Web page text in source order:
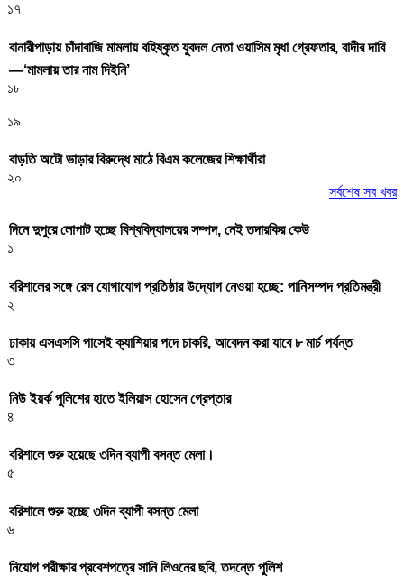
১৭
বানারীপাড়ায় চাঁদাবাজি মামলায় বহিষ্কৃত যুবদল নেতা ওয়াসিম মৃধা গ্রেফতার, বাদীর দাবি
—‘মামলায় তার নাম দিইনি’
১৮
১৯
বাড়তি অটো ভাড়ার বিরুদ্ধে মাঠে বিএম কলেজের শিক্ষার্থীরা
২০
সর্বশেষ সব খবর
দিনে দুপুরে লোপাট হচ্ছে বিশ্ববিদ্যালয়ের সম্পদ, নেই তদারকির কেউ
১
বরিশালের সঙ্গে রেল যোগাযোগ প্রতিষ্ঠার উদ্যোগ নেওয়া হচ্ছে: পানিসম্পদ প্রতিমন্ত্রী
২
ঢাকায় এসএসসি পাসেই ক্যাশিয়ার পদে চাকরি, আবেদন করা যাবে ৮ মার্চ পর্যন্ত
৩
নিউ ইয়র্ক পুলিশের হাতে ইলিয়াস হোসেন গ্রেপ্তার
৪
বরিশালে শুরু হয়েছে ৩দিন ব্যাপী বসন্ত মেলা।
৫
বরিশালে শুরু হচ্ছে ৩দিন ব্যাপী বসন্ত মেলা
৬
নিয়োগ পরীক্ষার প্রবেশপত্রে সানি লিওনের ছবি, তদন্তে পুলিশ